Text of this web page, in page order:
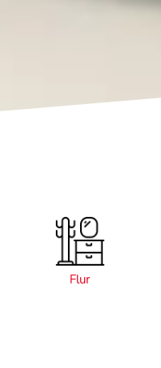
Flur